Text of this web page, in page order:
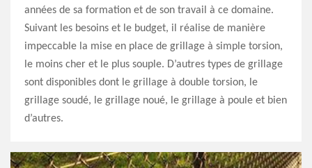
années de sa formation et de son travail à ce domaine.
Suivant les besoins et le budget, il réalise de manière
impeccable la mise en place de grillage à simple torsion,
le moins cher et le plus souple. D’autres types de grillage
sont disponibles dont le grillage à double torsion, le
grillage soudé, le grillage noué, le grillage à poule et bien
d’autres.